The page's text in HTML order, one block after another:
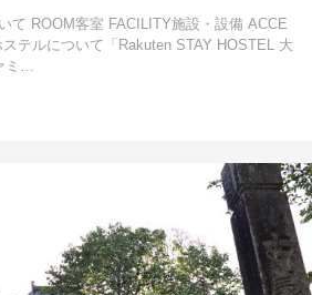
て ROOM客室 FACILITY施設・設備 ACCE
テルについて「Rakuten STAY HOSTEL 大
ミ…